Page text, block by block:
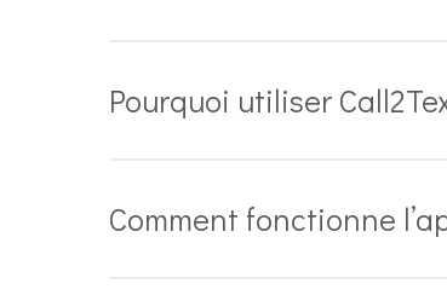
Pourquoi utiliser
Comment fonctionne